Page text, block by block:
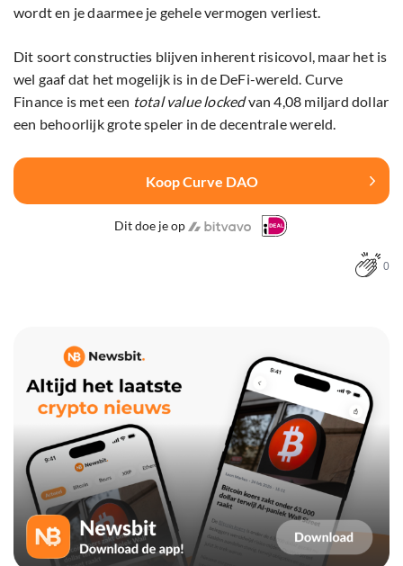
wordt en je daarmee je gehele vermogen verliest.
Dit soort constructies blijven inherent risicovol, maar het is
wel gaaf dat het mogelijk is in de DeFi-wereld. Curve
Finance is met een total value lockedvan 4,08 miljard dollar
een behoorlijk grote speler in de decentrale wereld.
Koop Curve DAO
Dit doe je op
0